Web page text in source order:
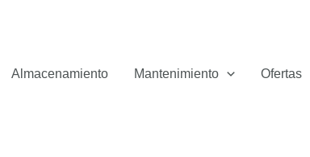
Almacenamiento Mantenimiento Ofertas